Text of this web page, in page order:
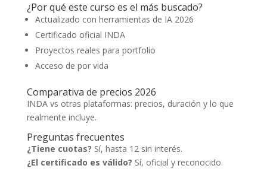
¿Por qué este curso es el más buscado?
Actualizado con herramientas de IA 2026
Certificado oficial INDA
Proyectos reales para portfolio
Acceso de por vida
Comparativa de precios 2026
INDA vs otras plataformas: precios, duración y lo que
realmente incluye.
Preguntas frecuentes
¿Tiene cuotas? Sí, hasta 12 sin interés.
¿El certificado es válido? Sí, oficial y reconocido.